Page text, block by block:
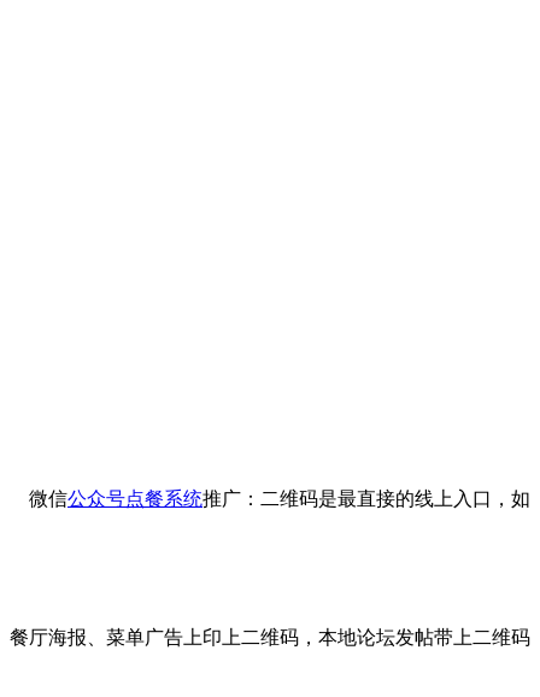
微信公众号点餐系统推广：二维码是最直接的线上入口，如
餐厅海报、菜单广告上印上二维码，本地论坛发帖带上二维码